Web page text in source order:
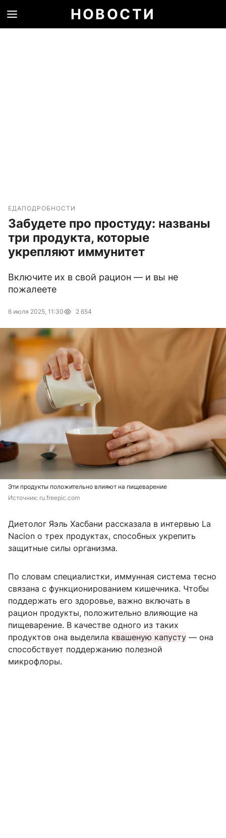
НОВОСТИ
ЕДАПОДРОБНОСТИ
Забудете про простуду: названы
три продукта, которые
укрепляют иммунитет
Включите их в свой рацион — и вы не
пожалеете
6 июля 2025, 11:30 2 654
Эти продукты положительно влияют на пищеварение
Источник: ru.freepic.com
Диетолог Яэль Хасбани рассказала в интервью La
Nacion о трех продуктах, способных укрепить
защитные силы организма.
По словам специалистки, иммунная система тесно
связана с функционированием кишечника. Чтобы
поддержать его здоровье, важно включать в
рацион продукты, положительно влияющие на
пищеварение. В качестве одного из таких
продуктов она выделила квашеную капусту — она
способствует поддержанию полезной
микрофлоры.